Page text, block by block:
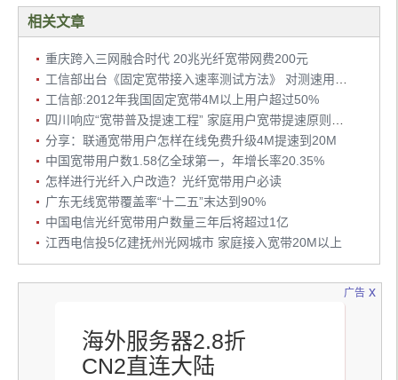
相关文章
重庆跨入三网融合时代 20兆光纤宽带网费200元
工信部:2012年我国固定宽带4M以上用户超过50%
分享：联通宽带用户怎样在线免费升级4M提速到20M
中国宽带用户数1.58亿全球第一，年增长率20.35%
怎样进行光纤入户改造？光纤宽带用户必读
广东无线宽带覆盖率“十二五”末达到90%
中国电信光纤宽带用户数量三年后将超过1亿
江西电信投5亿建抚州光网城市 家庭接入宽带20M以上
广告
海外服务器2.8折
CN2直连大陆
x